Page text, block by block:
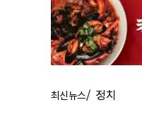
최신뉴스/ 정치